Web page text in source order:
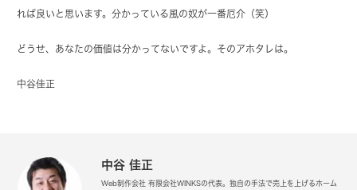
れば良いと思います。分かっている風の奴が一番厄介（笑）
どうせ、あなたの価値は分かってないですよ。そのアホタレは。
中谷佳正
中谷 佳正
Web制作会社 有限会社WINKSの代表。独自の手法で売上を上げるホーム